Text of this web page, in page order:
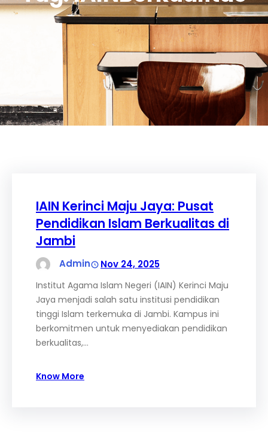
IAIN Kerinci Maju Jaya: Pusat
Pendidikan Islam Berkualitas di
Jambi
Admin Nov 24, 2025
Institut Agama Islam Negeri (IAIN) Kerinci Maju
Jaya menjadi salah satu institusi pendidikan
tinggi Islam terkemuka di Jambi. Kampus ini
berkomitmen untuk menyediakan pendidikan
berkualitas,…
Know More